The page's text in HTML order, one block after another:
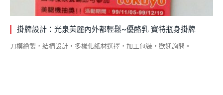
掛牌設計：光泉美麗內外都輕鬆~優酪乳 寶特瓶身掛牌
刀模繪製，結構設計，多樣化紙材選擇，加工包裝，歡迎詢問。